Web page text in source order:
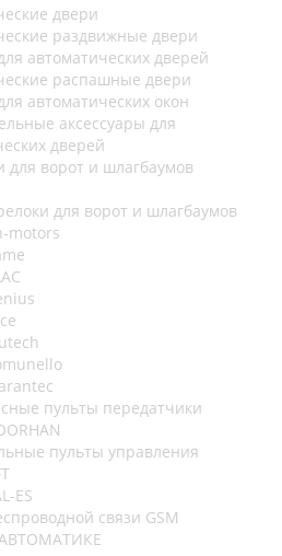
двери
раздвижные двери
автоматических дверей
распашные двери
автоматических окон
аксессуары для
дверей
для ворот и шлагбаумов
для ворот и шлагбаумов
motors
пульты передатчики
пульты управления
ES
связи GSM